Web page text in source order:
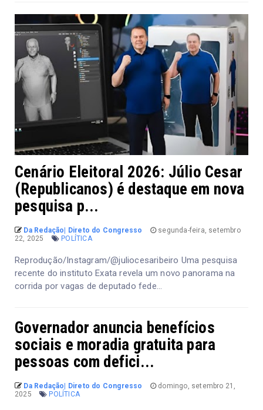
Cenário Eleitoral 2026: Júlio Cesar
(Republicanos) é destaque em nova
pesquisa p...
Da Redação| Direto do Congresso
segunda-feira, setembro
22, 2025
POLÍTICA
Reprodução/Instagram/@juliocesaribeiro Uma pesquisa
recente do instituto Exata revela um novo panorama na
corrida por vagas de deputado fede...
Governador anuncia benefícios
sociais e moradia gratuita para
pessoas com defici...
Da Redação| Direto do Congresso
domingo, setembro 21,
2025
POLÍTICA